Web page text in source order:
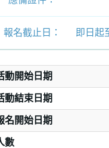
報名截止日： 即日起
動開始日期
動結束日期
名開始日期
數